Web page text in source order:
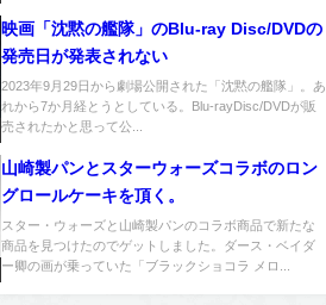
映画「沈黙の艦隊」のBlu-ray Disc/DVDの
発売日が発表されない
2023年9月29日から劇場公開された「沈黙の艦隊」。あ
れから7か月経とうとしている。Blu-rayDisc/DVDが販
売されたかと思って公...
山崎製パンとスターウォーズコラボのロン
グロールケーキを頂く。
スター・ウォーズと山崎製パンのコラボ商品で新たな
商品を見つけたのでゲットしました。ダース・ベイダ
ー卿の画が乗っていた「ブラックショコラ メロ...